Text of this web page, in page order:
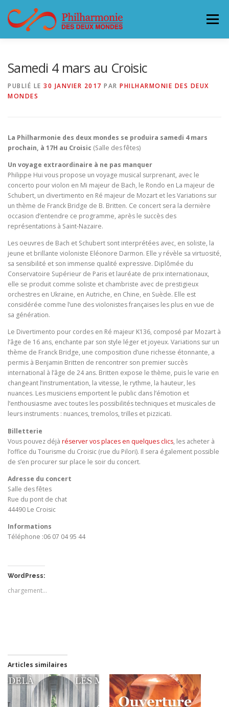
contenu
Menu
ACCUEILLIR LA PHILHARMONIE
SOUTENEZ LA PHILHARMONIE CONTACT
Samedi 4 mars au Croisic
PUBLIÉ LE 30 JANVIER 2017 PAR PHILHARMONIE DES DEUX
MONDES
La Philharmonie des deux mondes se produira samedi 4 mars
prochain, à 17H au Croisic (Salle des fêtes)
Un voyage extraordinaire à ne pas manquer
Philippe Hui vous propose un voyage musical surprenant, avec le
concerto pour violon en Mi majeur de Bach, le Rondo en La majeur de
Schubert, un divertimento en Ré majeur de Mozart et les Variations sur
un thème de Franck Bridge de B. Britten. Ce concert sera la dernière
occasion d’entendre ce programme, après le succès des
représentations à Saint-Nazaire.
Les oeuvres de Bach et Schubert sont interprétées avec, en soliste, la
jeune et brillante violoniste Eléonore Darmon. Elle y révèle sa virtuosité,
sa sensibilité et son immense qualité expressive. Diplômée du
Conservatoire Supérieur de Paris et lauréate de prix internationaux,
elle se produit comme soliste et chambriste avec de prestigieux
orchestres en Ukraine, en Autriche, en Chine, en Suède. Elle est
considérée comme l’une des violonistes françaises les plus en vue de
sa génération.
Le Divertimento pour cordes en Ré majeur K136, composé par Mozart à
l’âge de 16 ans, enchante par son style léger et joyeux. Variations sur un
thème de Franck Bridge, une composition d’une richesse étonnante, a
permis à Benjamin Britten de rencontrer son premier succès
international à l’âge de 24 ans. Britten expose le thème, puis le varie en
changeant l’instrumentation, la vitesse, le rythme, la hauteur, les
nuances. Les musiciens emportent le public dans l’émotion et
l’enthousiasme avec toutes les possibilités techniques et musicales de
leurs instruments : nuances, tremolos, trilles et pizzicati.
Billetterie
Vous pouvez déjà réserver vos places en quelques clics, les acheter à
l’office du Tourisme du Croisic (rue du Pilori). Il sera également possible
de s’en procurer sur place le soir du concert.
Adresse du concert
Salle des fêtes
Rue du pont de chat
44490 Le Croisic
Informations
Téléphone :06 07 04 95 44
WordPress:
chargement…
Articles similaires